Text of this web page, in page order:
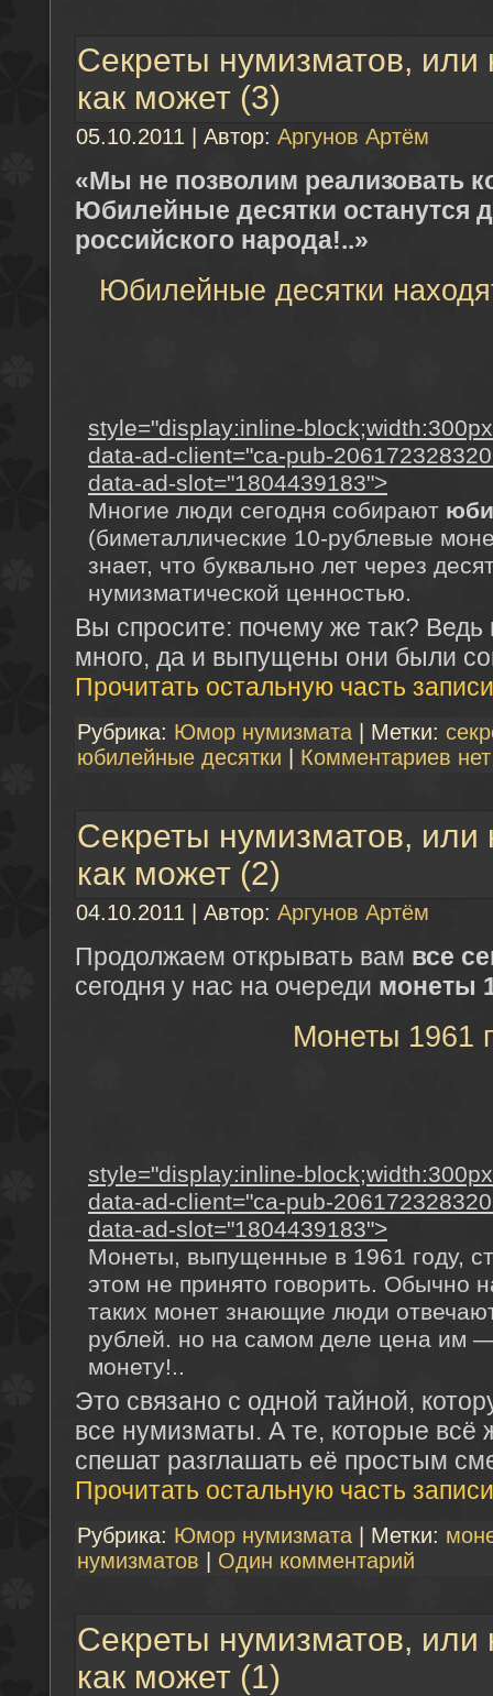
Секреты нумизматов,
как может (3)
05.10.2011 | Автор: Аргунов Артём
«Мы не позволим реализовать
Юбилейные десятки останутся
российского народа!..»
Юбилейные десятки
style="display:inline-
data-ad-client="ca-pub-
data-ad-slot="1804439183">
Многие люди сегодня собирают
(биметаллические 10-рублевые
знает, что буквально лет через
нумизматической ценностью.
Вы спросите: почему же так?
много, да и выпущены они были
Прочитать остальную часть
Рубрика: Юмор нумизмата | Метки:
юбилейные десятки
Комментариев нет
Секреты нумизматов,
как может (2)
04.10.2011 | Автор: Аргунов Артём
Продолжаем открывать вам все
сегодня у нас на очереди монеты
Монеты 1961
style="display:inline-
data-ad-client="ca-pub-
data-ad-slot="1804439183">
Монеты, выпущенные в 1961 году,
этом не принято говорить. Обычно
таких монет знающие люди
рублей. но на самом деле цена им
монету!..
Это связано с одной тайной,
все нумизматы. А те, которые всё
спешат разглашать её простым
Прочитать остальную часть
Рубрика: Юмор нумизмата | Метки:
нумизматов
Один комментарий
Секреты нумизматов,
как может (1)